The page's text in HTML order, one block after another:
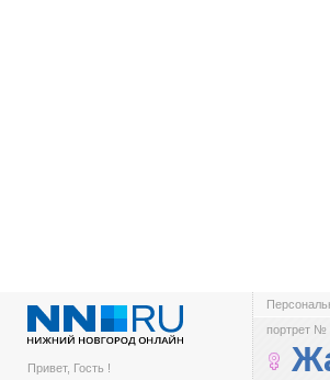
Привет, Гость !
портрет №